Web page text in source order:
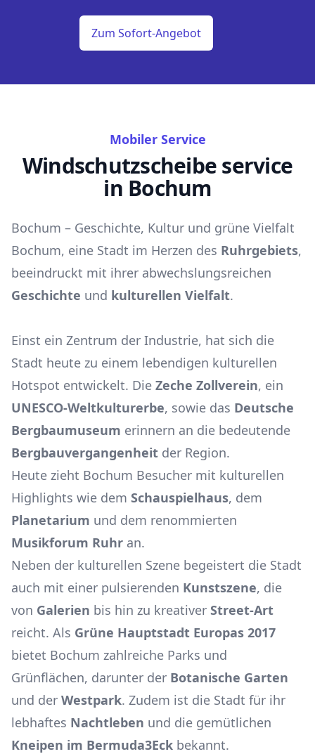
Zum Sofort-Angebot
Mobiler Service
Windschutzscheibe service
in Bochum
Bochum – Geschichte, Kultur und grüne Vielfalt
Bochum, eine Stadt im Herzen des Ruhrgebiets,
beeindruckt mit ihrer abwechslungsreichen
Geschichte und kulturellen Vielfalt.
Einst ein Zentrum der Industrie, hat sich die
Stadt heute zu einem lebendigen kulturellen
Hotspot entwickelt. Die Zeche Zollverein, ein
UNESCO-Weltkulturerbe, sowie das Deutsche
Bergbaumuseum erinnern an die bedeutende
Bergbauvergangenheit der Region.
Heute zieht Bochum Besucher mit kulturellen
Highlights wie dem Schauspielhaus, dem
Planetarium und dem renommierten
Musikforum Ruhr an.
Neben der kulturellen Szene begeistert die Stadt
auch mit einer pulsierenden Kunstszene, die
von Galerien bis hin zu kreativer Street-Art
reicht. Als Grüne Hauptstadt Europas 2017
bietet Bochum zahlreiche Parks und
Grünflächen, darunter der Botanische Garten
und der Westpark. Zudem ist die Stadt für ihr
lebhaftes Nachtleben und die gemütlichen
Kneipen im Bermuda3Eck bekannt.